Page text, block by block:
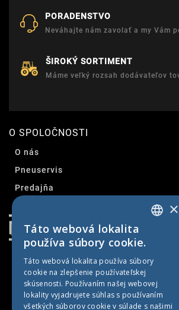
PORADENSTVO
Neváhajte nám zavolať a my Vám
ŠIROKÝ SORTIMENT
Máme veľký rozsah dodávateľov
O SPOLOČNOSTI
O nás
Pneuservis
Predajňa
SLOVAK
GERMAN
HUNGARIAN
×
Táto webová lokalita
používa súbory cookie.
Táto webová lokalita používa súbory
cookie na zlepšenie používateľskej
skúsenosti. Používaním našej webovej
lokality vyjadrujete súhlas s používaním
všetkých súborov cookie v súlade s našimi